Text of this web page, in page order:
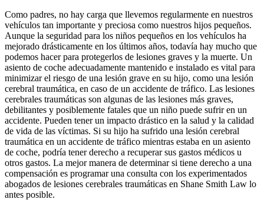
Como padres, no hay carga que llevemos regularmente en nuestros
vehículos tan importante y preciosa como nuestros hijos pequeños.
Aunque la seguridad para los niños pequeños en los vehículos ha
mejorado drásticamente en los últimos años, todavía hay mucho que
podemos hacer para protegerlos de lesiones graves y la muerte. Un
asiento de coche adecuadamente mantenido e instalado es vital para
minimizar el riesgo de una lesión grave en su hijo, como una lesión
cerebral traumática, en caso de un accidente de tráfico. Las lesiones
cerebrales traumáticas son algunas de las lesiones más graves,
debilitantes y posiblemente fatales que un niño puede sufrir en un
accidente. Pueden tener un impacto drástico en la salud y la calidad
de vida de las víctimas. Si su hijo ha sufrido una lesión cerebral
traumática en un accidente de tráfico mientras estaba en un asiento
de coche, podría tener derecho a recuperar sus gastos médicos u
otros gastos. La mejor manera de determinar si tiene derecho a una
compensación es programar una consulta con los experimentados
abogados de lesiones cerebrales traumáticas en Shane Smith Law lo
antes posible.